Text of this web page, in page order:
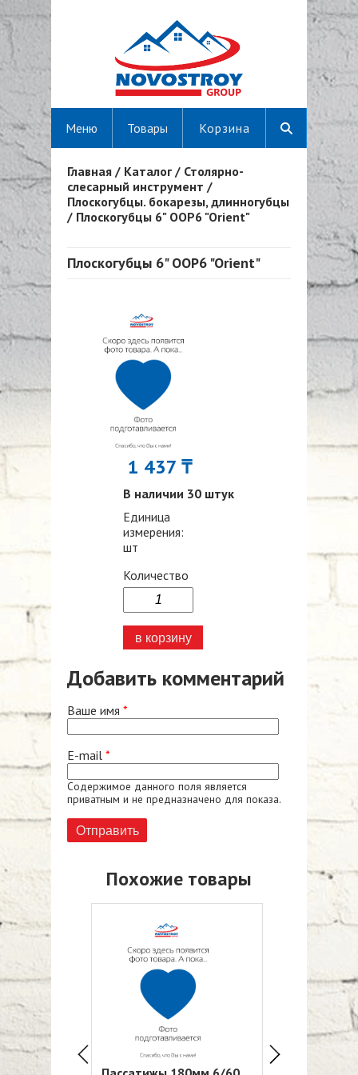
Корзина
Меню Товары
Вы здесь
Главная / Каталог / Столярно-
слесарный инструмент /
Плоскогубцы. бокарезы, длинногубцы
/ Плоскогубцы 6" OOP6 "Orient"
Плоскогубцы 6" OOP6 "Orient"
1 437 ₸
В наличии 30 штук
Единица
измерения:
шт
Количество
Добавить комментарий
Ваше имя *
E-mail *
Содержимое данного поля является
приватным и не предназначено для показа.
Похожие товары